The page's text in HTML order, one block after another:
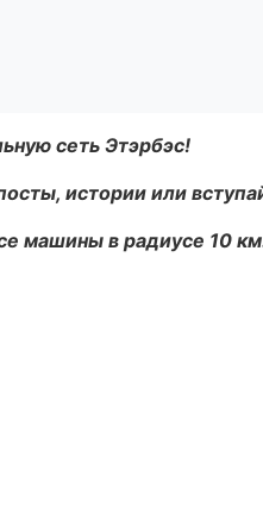
сеть Этэрбэс!
истории или
машины в радиусе 10